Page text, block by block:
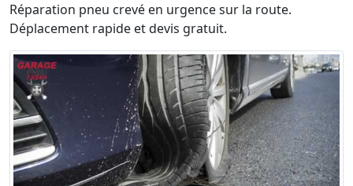
Réparation pneu crevé en urgence sur la route.
Déplacement rapide et devis gratuit.